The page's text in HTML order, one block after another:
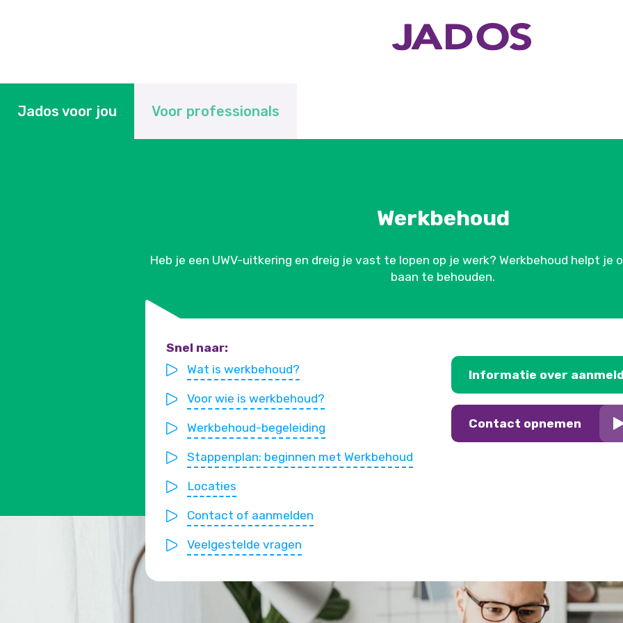
Jados voor jou Voor professionals
Werkbehoud
Heb je een UWV-uitkering en dreig je vast te lopen op je werk? Werkbehoud helpt je
baan te behouden.
Snel naar:
Wat is werkbehoud?
Voor wie is werkbehoud?
Werkbehoud-begeleiding
Stappenplan: beginnen met Werkbehoud
Locaties
Contact of aanmelden
Veelgestelde vragen
Informatie over
Contact opnemen